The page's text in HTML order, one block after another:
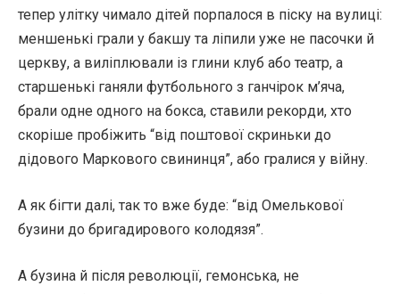
тепер улітку чимало дітей порпалося в піску на вулиці:
меншенькі грали у бакшу та ліпили уже не пасочки й
церкву, а виліплювали із глини клуб або театр, а
старшенькі ганяли футбольного з ганчірок м’яча,
брали одне одного на бокса, ставили рекорди, хто
скоріше пробіжить “від поштової скриньки до
дідового Маркового свининця”, або гралися у війну.
А як бігти далі, так то вже буде: “від Омелькової
бузини до бригадирового колодязя”.
А бузина й після революції, гемонська, не